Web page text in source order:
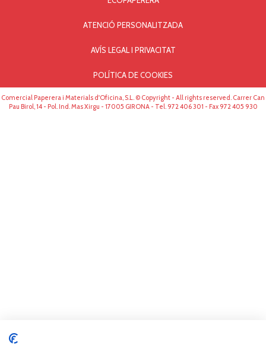
ATENCIÓ PERSONALITZADA
AVÍS LEGAL I PRIVACITAT
POLÍTICA DE COOKIES
Comercial Paperera i Materials d'Oficina, S.L. © Copyright - All rights reserved. Carrer Can
Pau Birol, 14 - Pol. Ind. Mas Xirgu - 17005 GIRONA - Tel. 972 406 301 - Fax 972 405 930